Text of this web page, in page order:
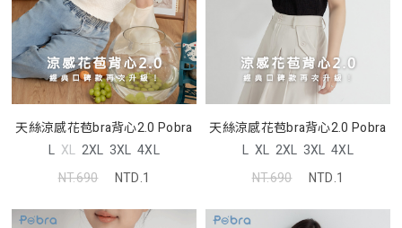
天絲涼感花苞bra背心2.0 Pobra
L XL 2XL 3XL 4XL
NT.690
NTD.1
天絲涼感花苞bra背心2.0 Pobra
L XL 2XL 3XL 4XL
NT.690
NTD.1